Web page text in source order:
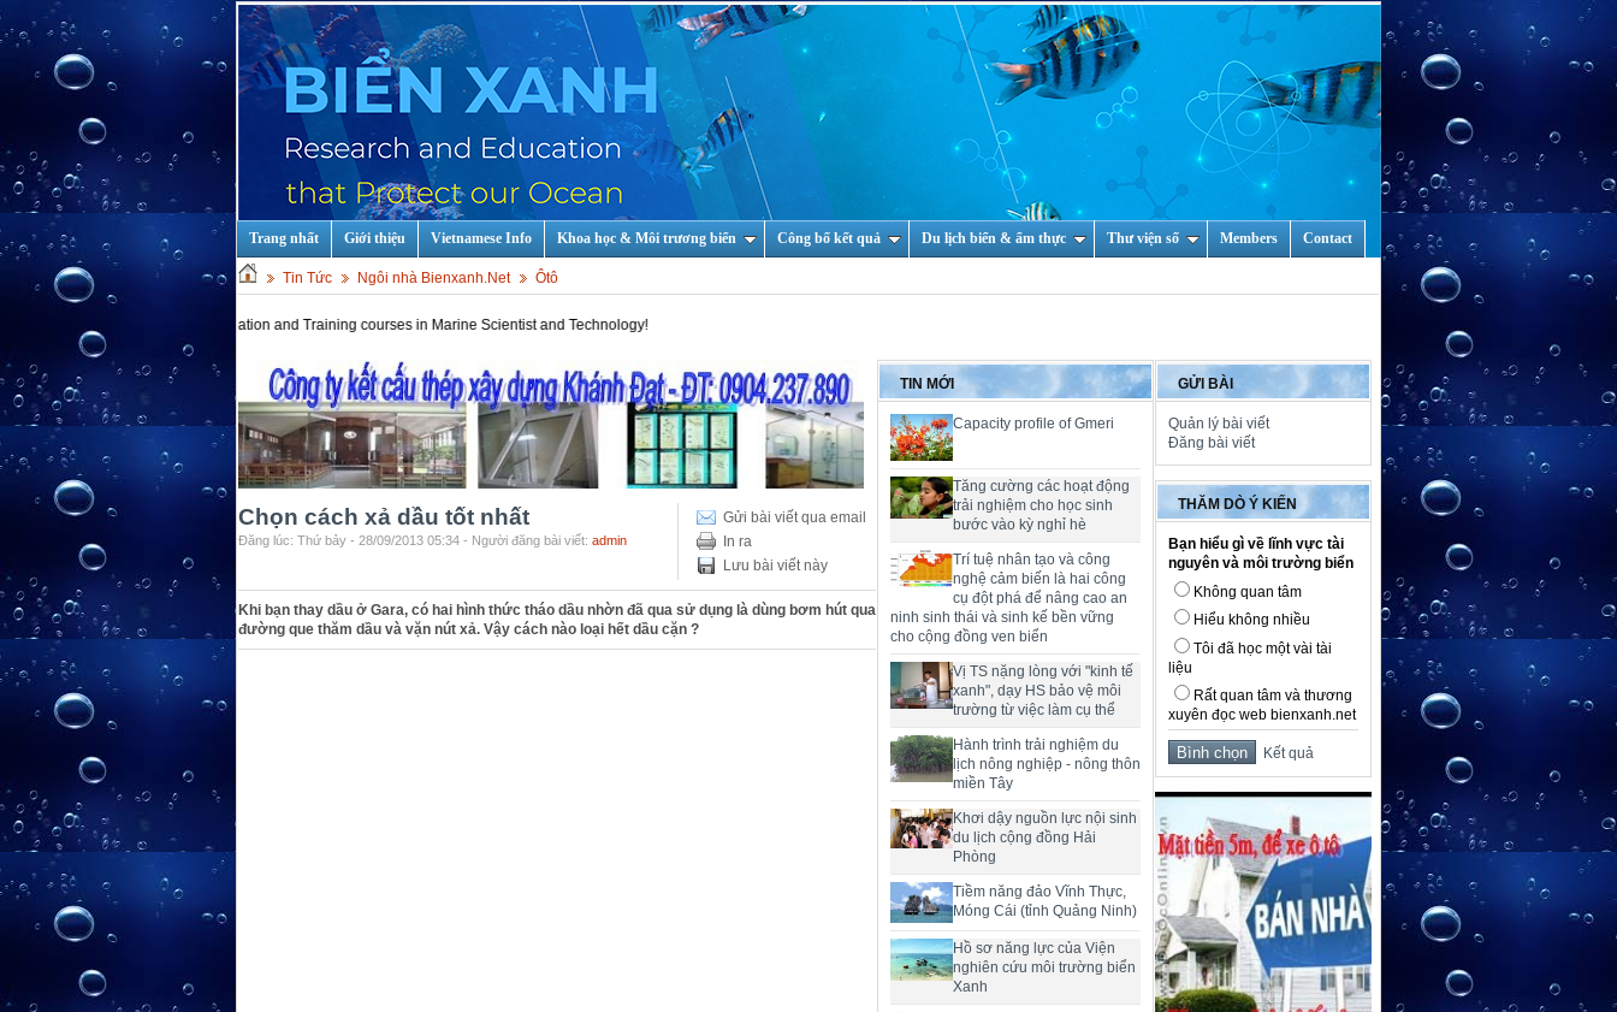
Trang nhất Giới thiệu Vietnamese Info Khoa học & Môi trương biển Công bố kết quả Du lịch biển & ẩm thực Thư viện số Members Contact
Tin Tức Ngôi nhà Bienxanh.Net Ôtô
Hot keys: Education and Training courses in Marine Scientist and Technology!
Gửi bài viết qua email
In ra
Lưu bài viết này
Chọn cách xả dầu tốt nhất
Đăng lúc: Thứ bảy - 28/09/2013 05:34 - Người đăng bài viết: admin
Khi bạn thay dầu ở Gara, có hai hình thức tháo dầu nhờn đã qua sử dụng là dùng bơm hút qua
đường que thăm dầu và vặn nút xả. Vậy cách nào loại hết dầu cặn ?
TIN MỚI
Capacity profile of Gmeri
Tăng cường các hoạt động
trải nghiệm cho học sinh
bước vào kỳ nghỉ hè
Trí tuệ nhân tạo và công
nghệ cảm biến là hai công
cụ đột phá để nâng cao an
ninh sinh thái và sinh kế bền vững
cho cộng đồng ven biển
Vị TS nặng lòng với "kinh tế
xanh", dạy HS bảo vệ môi
trường từ việc làm cụ thể
Hành trình trải nghiệm du
lịch nông nghiệp - nông thôn
miền Tây
Khơi dậy nguồn lực nội sinh
du lịch cộng đồng Hải
Phòng
Tiềm năng đảo Vĩnh Thực,
Móng Cái (tỉnh Quảng Ninh)
Hồ sơ năng lực của Viện
nghiên cứu môi trường biển
Xanh
GỬI BÀI
Quản lý bài viết
Đăng bài viết
THĂM DÒ Ý KIẾN
Bạn hiểu gì về lĩnh vực tài
nguyên và môi trường biển
Không quan tâm
Hiểu không nhiều
Tôi đã học một vài tài
liệu
Rất quan tâm và thương
xuyên đọc web bienxanh.net
Kết quả